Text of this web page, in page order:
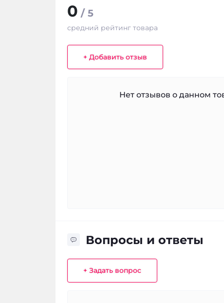
0 / 5
средний рейтинг товара
+ Добавить отзыв
Нет отзывов о данном
Вопросы и ответы
+ Задать вопрос